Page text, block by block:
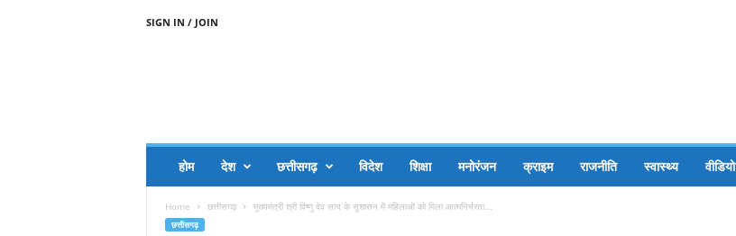
SIGN IN / JOIN
होम देश छत्तीसगढ़ विदेश शिक्षा मनोरंजन क्राइम राजनीति स्वास्थ्य वीडियो
Home छत्तीसगढ़ मुख्यमंत्री श्री विष्णु देव साय के सुशासन में महिलाओं को मिला आत्मनिर्भरता...
छत्तीसगढ़